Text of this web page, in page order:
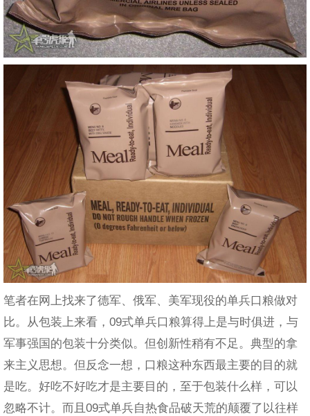
笔者在网上找来了德军、俄军、美军现役的单兵口粮做对
比。从包装上来看，09式单兵口粮算得上是与时俱进，与
军事强国的包装十分类似。但创新性稍有不足。典型的拿
来主义思想。但反念一想，口粮这种东西最主要的目的就
是吃。好吃不好吃才是主要目的，至于包装什么样，可以
忽略不计。而且09式单兵自热食品破天荒的颠覆了以往样